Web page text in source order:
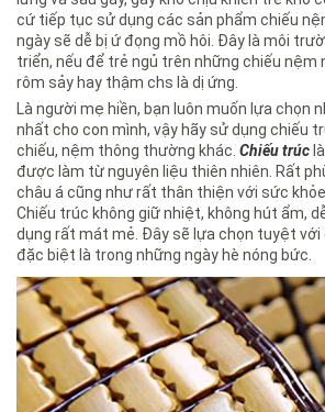
cứ tiếp tục sử dụng các sản phẩm chiếu
ngày sẽ dễ bị ứ đọng mồ hôi. Đây là môi
triển, nếu để trẻ ngủ trên những chiếu nệm
rôm sảy hay thậm chs là dị ứng.
Là người mẹ hiền, bạn luôn muốn lựa chọn
nhất cho con mình, vậy hãy sử dụng chiếu
chiếu, nệm thông thường khác. Chiếu trúc
được làm từ nguyên liệu thiên nhiên. Rất
châu á cũng như rất thân thiện với sức
Chiếu trúc không giữ nhiệt, không hút ẩm,
dụng rất mát mẻ. Đây sẽ lựa chọn tuyệt với
đặc biệt là trong những ngày hè nóng bức.